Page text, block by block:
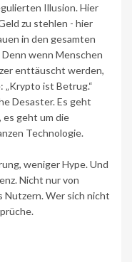
Illusion. Hier
zu stehlen - hier
in den gesamten
wenn Menschen
enttäuscht werden,
„Krypto ist Betrug.“
Desaster. Es geht
es geht um die
Technologie.
weniger Hype. Und
Nicht nur von
Nutzern. Wer sich nicht